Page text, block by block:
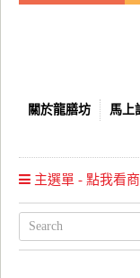
關於龍膳坊 馬上
主選單 - 點我看